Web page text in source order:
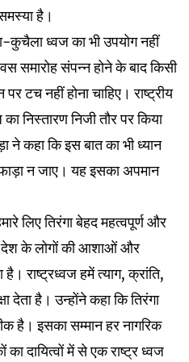
है।
कुचैला ध्वज का भी उपयोग नहीं
समारोह संपन्न होने के बाद किसी
टच नहीं होना चाहिए। राष्ट्रीय
निस्तारण निजी तौर पर किया
ने कहा कि इस बात का भी ध्यान
न जाए। यह इसका अपमान
लिए तिरंगा बेहद महत्वपूर्ण और
देश के लोगों की आशाओं और
राष्ट्रध्वज हमें त्याग, क्रांति,
देता है। उन्होंने कहा कि तिरंगा
है। इसका सम्मान हर नागरिक
का दायित्वों में से एक राष्ट्र ध्वज